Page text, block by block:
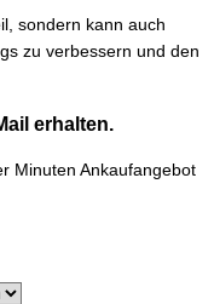
sondern kann auch
zu verbessern und den
erhalten.
Minuten Ankaufangebot